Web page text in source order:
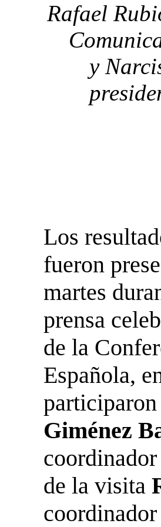
Rafael
y
Los
fueron
martes
prensa
de la
Española,
Giménez
de la visita